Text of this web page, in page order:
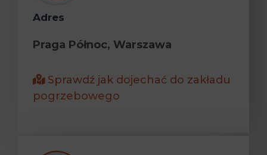
Adres
Praga Północ, Warszawa
Sprawdź jak dojechać do zakładu
pogrzebowego